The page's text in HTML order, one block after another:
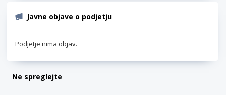
Javne objave o podjetju
Podjetje nima objav.
Ne spreglejte